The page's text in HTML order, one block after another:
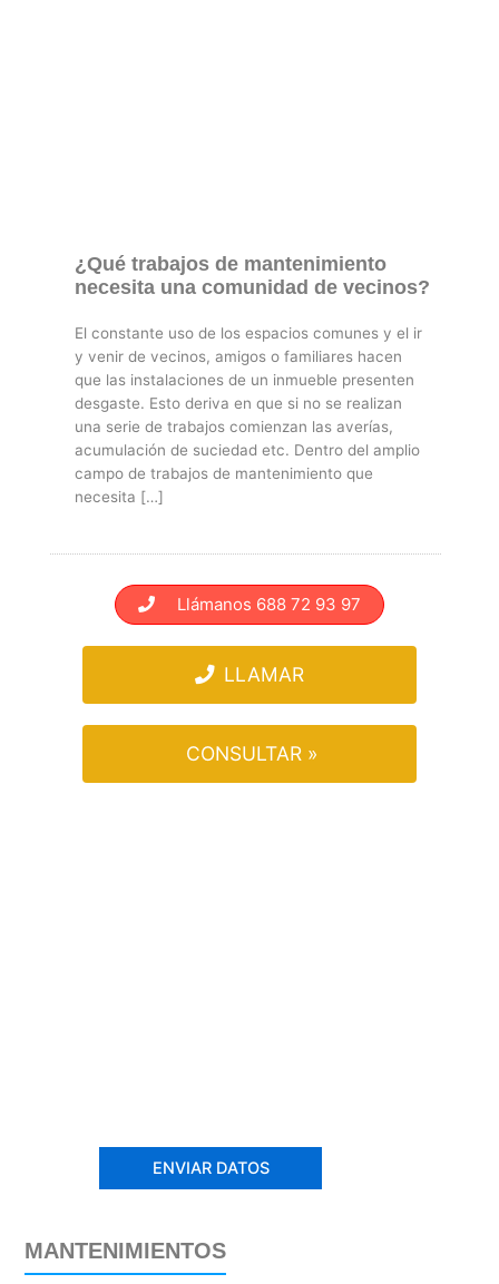
¿Qué trabajos de mantenimiento
necesita una comunidad de vecinos?
El constante uso de los espacios comunes y el ir
y venir de vecinos, amigos o familiares hacen
que las instalaciones de un inmueble presenten
desgaste. Esto deriva en que si no se realizan
una serie de trabajos comienzan las averías,
acumulación de suciedad etc. Dentro del amplio
campo de trabajos de mantenimiento que
necesita […]
Llámanos 688 72 93 97
LLAMAR
CONSULTAR »
MANTENIMIENTOS